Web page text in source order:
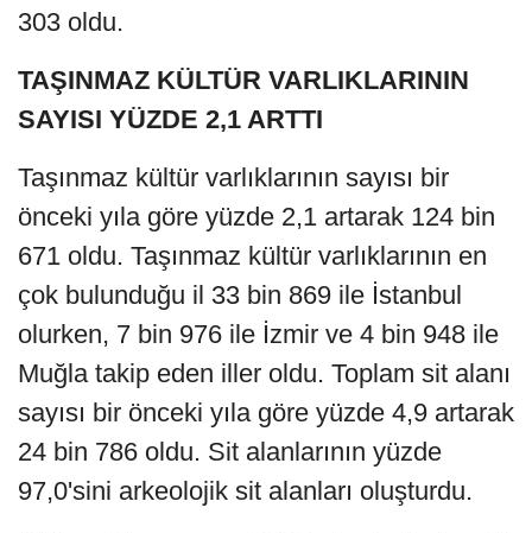
303 oldu.
TAŞINMAZ KÜLTÜR VARLIKLARININ
SAYISI YÜZDE 2,1 ARTTI
Taşınmaz kültür varlıklarının sayısı bir
önceki yıla göre yüzde 2,1 artarak 124 bin
671 oldu. Taşınmaz kültür varlıklarının en
çok bulunduğu il 33 bin 869 ile İstanbul
olurken, 7 bin 976 ile İzmir ve 4 bin 948 ile
Muğla takip eden iller oldu. Toplam sit alanı
sayısı bir önceki yıla göre yüzde 4,9 artarak
24 bin 786 oldu. Sit alanlarının yüzde
97,0'sini arkeolojik sit alanları oluşturdu.